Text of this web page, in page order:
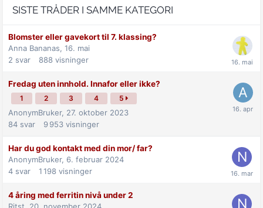
SISTE TRÅDER I SAMME KATEGORI
Blomster eller gavekort til 7. klassing?
Anna Bananas, 16. mai
2 svar 888 visninger
Fredag uten innhold. Innafor eller ikke?
1 2 3 4 5
AnonymBruker, 27. oktober 2023
84 svar 9 953 visninger
Har du god kontakt med din mor/ far?
AnonymBruker, 6. februar 2024
4 svar 1 198 visninger
4 åring med ferritin nivå under 2